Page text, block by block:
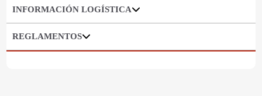
INFORMACIÓN LOGÍSTICA
REGLAMENTOS